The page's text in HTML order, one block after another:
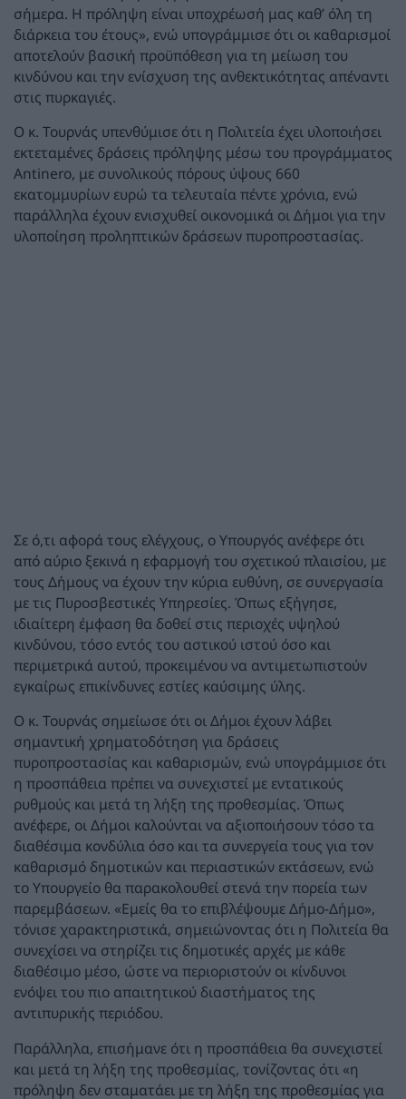
σήμερα. Η πρόληψη είναι υποχρέωσή μας καθ’ όλη τη
διάρκεια του έτους», ενώ υπογράμμισε ότι οι καθαρισμοί
αποτελούν βασική προϋπόθεση για τη μείωση του
κινδύνου και την ενίσχυση της ανθεκτικότητας απέναντι
στις πυρκαγιές.
Ο κ. Τουρνάς υπενθύμισε ότι η Πολιτεία έχει υλοποιήσει
εκτεταμένες δράσεις πρόληψης μέσω του προγράμματος
Antinero, με συνολικούς πόρους ύψους 660
εκατομμυρίων ευρώ τα τελευταία πέντε χρόνια, ενώ
παράλληλα έχουν ενισχυθεί οικονομικά οι Δήμοι για την
υλοποίηση προληπτικών δράσεων πυροπροστασίας.
Σε ό,τι αφορά τους ελέγχους, ο Υπουργός ανέφερε ότι
από αύριο ξεκινά η εφαρμογή του σχετικού πλαισίου, με
τους Δήμους να έχουν την κύρια ευθύνη, σε συνεργασία
με τις Πυροσβεστικές Υπηρεσίες. Όπως εξήγησε,
ιδιαίτερη έμφαση θα δοθεί στις περιοχές υψηλού
κινδύνου, τόσο εντός του αστικού ιστού όσο και
περιμετρικά αυτού, προκειμένου να αντιμετωπιστούν
εγκαίρως επικίνδυνες εστίες καύσιμης ύλης.
Ο κ. Τουρνάς σημείωσε ότι οι Δήμοι έχουν λάβει
σημαντική χρηματοδότηση για δράσεις
πυροπροστασίας και καθαρισμών, ενώ υπογράμμισε ότι
η προσπάθεια πρέπει να συνεχιστεί με εντατικούς
ρυθμούς και μετά τη λήξη της προθεσμίας. Όπως
ανέφερε, οι Δήμοι καλούνται να αξιοποιήσουν τόσο τα
διαθέσιμα κονδύλια όσο και τα συνεργεία τους για τον
καθαρισμό δημοτικών και περιαστικών εκτάσεων, ενώ
το Υπουργείο θα παρακολουθεί στενά την πορεία των
παρεμβάσεων. «Εμείς θα το επιβλέψουμε Δήμο-Δήμο»,
τόνισε χαρακτηριστικά, σημειώνοντας ότι η Πολιτεία θα
συνεχίσει να στηρίζει τις δημοτικές αρχές με κάθε
διαθέσιμο μέσο, ώστε να περιοριστούν οι κίνδυνοι
ενόψει του πιο απαιτητικού διαστήματος της
αντιπυρικής περιόδου.
Παράλληλα, επισήμανε ότι η προσπάθεια θα συνεχιστεί
και μετά τη λήξη της προθεσμίας, τονίζοντας ότι «η
πρόληψη δεν σταματάει με τη λήξη της προθεσμίας για